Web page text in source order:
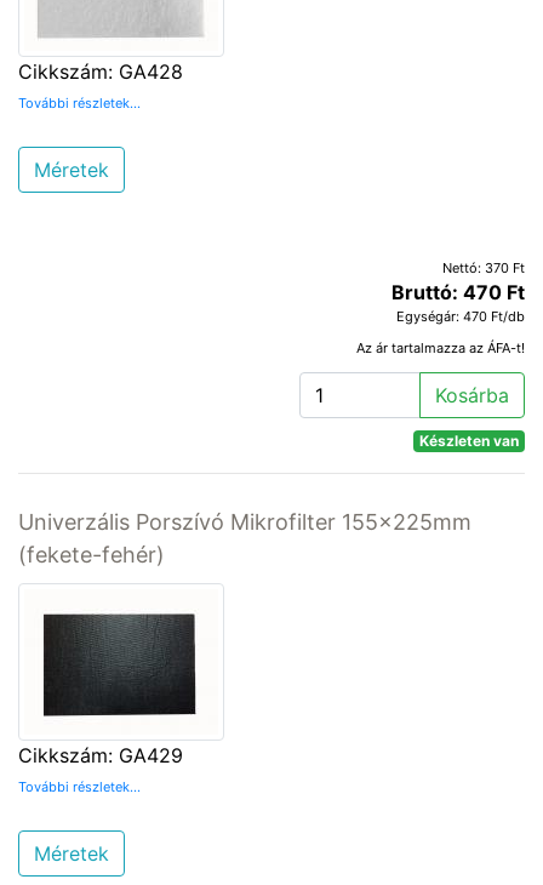
Cikkszám: GA428
További részletek...
Méretek
Nettó: 370 Ft
Bruttó: 470 Ft
Egységár: 470 Ft/db
Az ár tartalmazza az ÁFA-t!
Kosárba
Készleten van
Univerzális Porszívó Mikrofilter 155x225mm
(fekete-fehér)
Cikkszám: GA429
További részletek...
Méretek